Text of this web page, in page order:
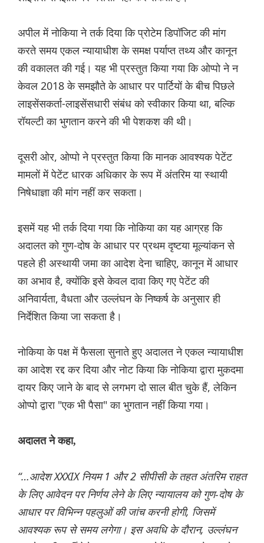
अपील में नोकिया ने तर्क दिया कि प्रोटेम डिपॉजिट की मांग
करते समय एकल न्यायाधीश के समक्ष पर्याप्त तथ्य और कानून
की वकालत की गई। यह भी प्रस्तुत किया गया कि ओप्पो ने न
केवल 2018 के समझौते के आधार पर पार्टियों के बीच पिछले
लाइसेंसकर्ता-लाइसेंसधारी संबंध को स्वीकार किया था, बल्कि
रॉयल्टी का भुगतान करने की भी पेशकश की थी।
दूसरी ओर, ओप्पो ने प्रस्तुत किया कि मानक आवश्यक पेटेंट
मामलों में पेटेंट धारक अधिकार के रूप में अंतरिम या स्थायी
निषेधाज्ञा की मांग नहीं कर सकता।
इसमें यह भी तर्क दिया गया कि नोकिया का यह आग्रह कि
अदालत को गुण-दोष के आधार पर प्रथम दृष्टया मूल्यांकन से
पहले ही अस्थायी जमा का आदेश देना चाहिए, कानून में आधार
का अभाव है, क्योंकि इसे केवल दावा किए गए पेटेंट की
अनिवार्यता, वैधता और उल्लंघन के निष्कर्ष के अनुसार ही
निर्देशित किया जा सकता है।
नोकिया के पक्ष में फैसला सुनाते हुए अदालत ने एकल न्यायाधीश
का आदेश रद्द कर दिया और नोट किया कि नोकिया द्वारा मुकदमा
दायर किए जाने के बाद से लगभग दो साल बीत चुके हैं, लेकिन
ओप्पो द्वारा "एक भी पैसा" का भुगतान नहीं किया गया।
अदालत ने कहा,
“…आदेश XXXIX नियम 1 और 2 सीपीसी के तहत अंतरिम राहत
के लिए आवेदन पर निर्णय लेने के लिए न्यायालय को गुण-दोष के
आधार पर विभिन्न पहलुओं की जांच करनी होगी, जिसमें
आवश्यक रूप से समय लगेगा। इस अवधि के दौरान, उल्लंघन